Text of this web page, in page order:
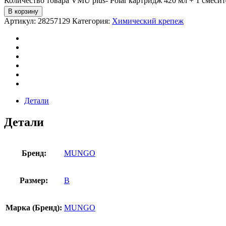
В корзину
Артикул: 28257129 Категория: Химический крепеж
Детали
Детали
Бренд: MUNGO
Размер: В
Марка (Бренд): MUNGO